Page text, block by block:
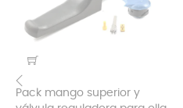
Pack mango superior y